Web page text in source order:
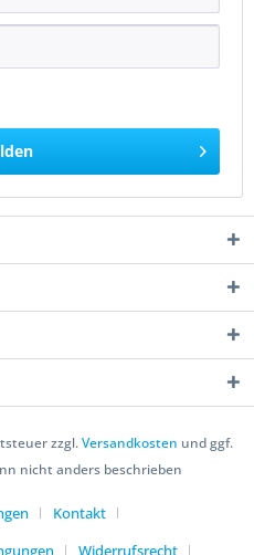
zzgl.Versandkosten und ggf.
nicht anders beschrieben
Kontakt
Widerrufsrecht